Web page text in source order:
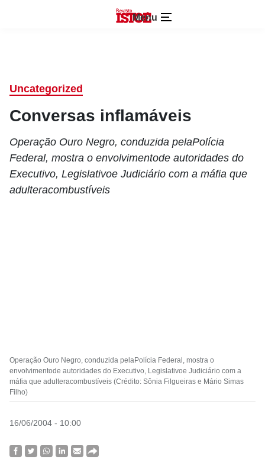
Menu
Uncategorized
Conversas inflamáveis
Operação Ouro Negro, conduzida pelaPolícia
Federal, mostra o envolvimentode autoridades do
Executivo, Legislativoe Judiciário com a máfia que
adulteracombustíveis
Operação Ouro Negro, conduzida pelaPolícia Federal, mostra o
envolvimentode autoridades do Executivo, Legislativoe Judiciário com a
máfia que adulteracombustíveis (Crédito: Sônia Filgueiras e Mário Simas
Filho)
16/06/2004 - 10:00